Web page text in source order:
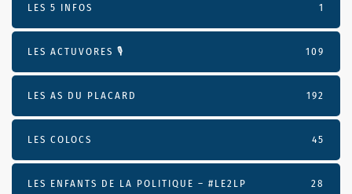
LES 5 INFOS 1
LES ACTUVORES 🎙 109
LES AS DU PLACARD 192
LES COLOCS 45
LES ENFANTS DE LA POLITIQUE – #LE2LP 28